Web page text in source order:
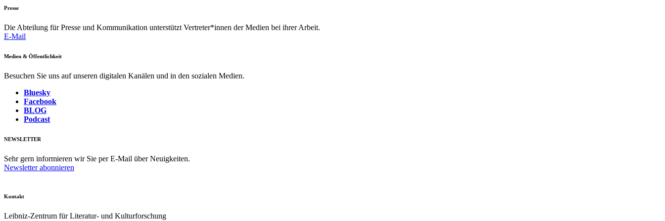
Presse
Die Abteilung für Presse und Kommunikation unterstützt Vertreter*innen der Medien bei ihrer Arbeit.
E-Mail
Medien & Öffentlichkeit
Besuchen Sie uns auf unseren digitalen Kanälen und in den sozialen Medien.
Bluesky
Facebook
BLOG
Podcast
NEWSLETTER
Sehr gern informieren wir Sie per E-Mail über Neuigkeiten.
Newsletter abonnieren
Kontakt
Leibniz-Zentrum für Literatur- und Kulturforschung